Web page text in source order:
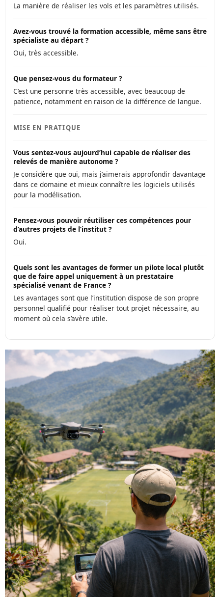
La manière de réaliser les vols et les paramètres utilisés.
Avez-vous trouvé la formation accessible, même sans être
spécialiste au départ ?
Oui, très accessible.
Que pensez-vous du formateur ?
C’est une personne très accessible, avec beaucoup de
patience, notamment en raison de la différence de langue.
MISE EN PRATIQUE
Vous sentez-vous aujourd’hui capable de réaliser des
relevés de manière autonome ?
Je considère que oui, mais j’aimerais approfondir davantage
dans ce domaine et mieux connaître les logiciels utilisés
pour la modélisation.
Pensez-vous pouvoir réutiliser ces compétences pour
d’autres projets de l’institut ?
Oui.
Quels sont les avantages de former un pilote local plutôt
que de faire appel uniquement à un prestataire
spécialisé venant de France ?
Les avantages sont que l’institution dispose de son propre
personnel qualifié pour réaliser tout projet nécessaire, au
moment où cela s’avère utile.